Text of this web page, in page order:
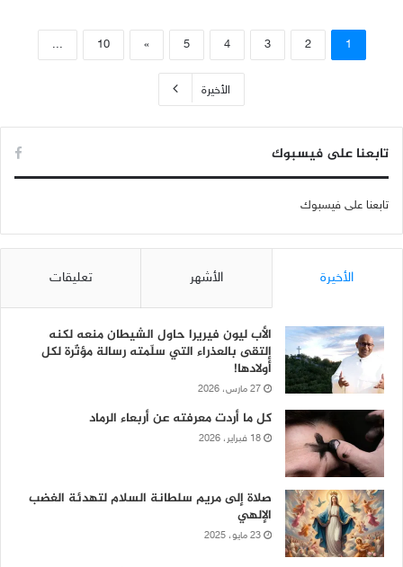
1
2
3
4
5
»
10
...
الأخيرة
تابعنا على فيسبوك
تابعنا على فيسبوك
الأخيرة الأشهر تعليقات
الأب ليون فيريرا حاول الشيطان منعه لكنه
إلتقى بالعذراء التي سلّمته رسالة مؤثّرة لكل
أولادها!
27 مارس، 2026
كل ما أردت معرفته عن أربعاء الرماد
18 فبراير، 2026
صلاة إلى مريم سلطانة السلام لتهدئة الغضب
الإلهي
23 مايو، 2025